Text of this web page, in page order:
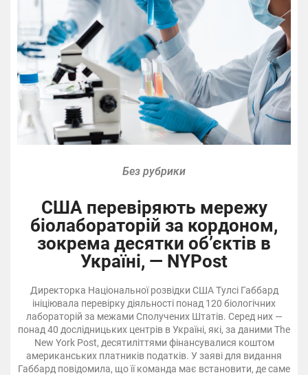
Без рубрики
США перевіряють мережу
біолабораторій за кордоном,
зокрема десятки об’єктів в
Україні, — NYPost
Директорка Національної розвідки США Тулсі Габбард
ініціювала перевірку діяльності понад 120 біологічних
лабораторій за межами Сполучених Штатів. Серед них —
понад 40 дослідницьких центрів в Україні, які, за даними The
New York Post, десятиліттями фінансувалися коштом
американських платників податків. У заяві для видання
Габбард повідомила, що її команда має встановити, де саме